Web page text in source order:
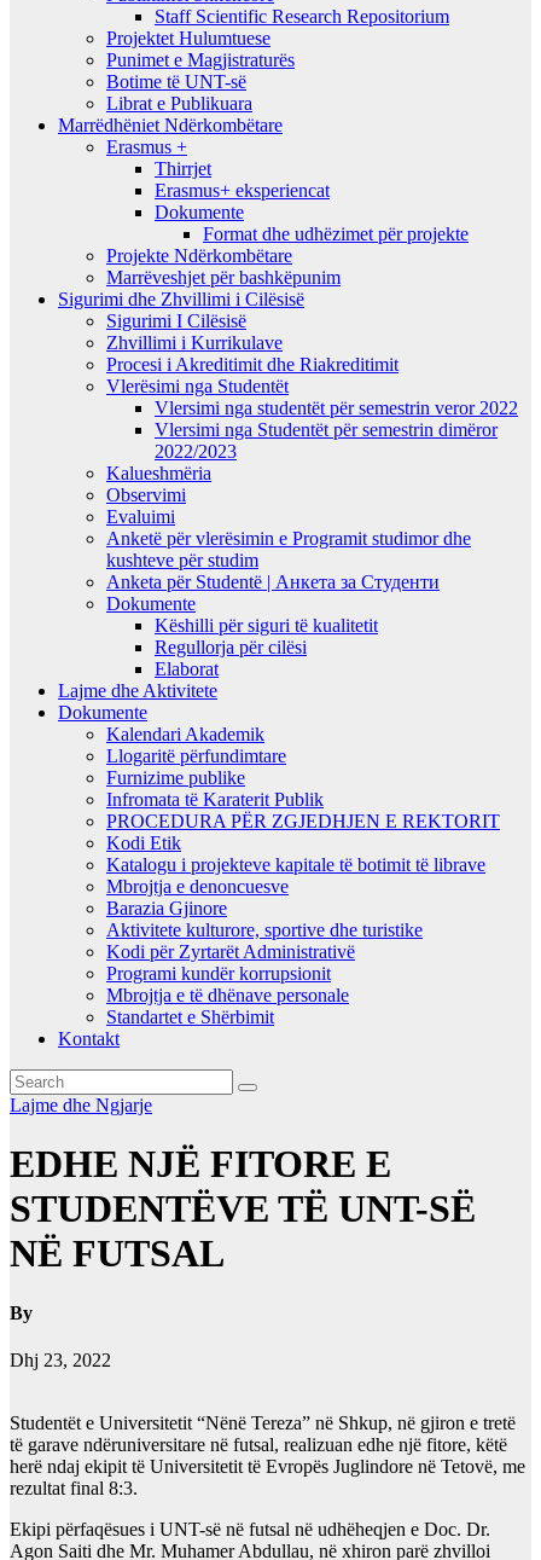
Staff Scientific Research Repositorium
Projektet Hulumtuese
Punimet e Magjistraturës
Botime të UNT-së
Librat e Publikuara
Marrëdhëniet Ndërkombëtare
Erasmus +
Thirrjet
Erasmus+ eksperiencat
Dokumente
Format dhe udhëzimet për projekte
Projekte Ndërkombëtare
Marrëveshjet për bashkëpunim
Sigurimi dhe Zhvillimi i Cilësisë
Sigurimi I Cilësisë
Zhvillimi i Kurrikulave
Procesi i Akreditimit dhe Riakreditimit
Vlerësimi nga Studentët
Vlersimi nga studentët për semestrin veror 2022
Vlersimi nga Studentët për semestrin dimëror
2022/2023
Kalueshmëria
Observimi
Evaluimi
Anketë për vlerësimin e Programit studimor dhe
kushteve për studim
Anketa për Studentë | Анкета за Студенти
Dokumente
Këshilli për siguri të kualitetit
Regullorja për cilësi
Elaborat
Lajme dhe Aktivitete
Dokumente
Kalendari Akademik
Llogaritë përfundimtare
Furnizime publike
Infromata të Karaterit Publik
PROCEDURA PËR ZGJEDHJEN E REKTORIT
Kodi Etik
Katalogu i projekteve kapitale të botimit të librave
Mbrojtja e denoncuesve
Barazia Gjinore
Aktivitete kulturore, sportive dhe turistike
Kodi për Zyrtarët Administrativë
Programi kundër korrupsionit
Mbrojtja e të dhënave personale
Standartet e Shërbimit
Kontakt
Lajme dhe Ngjarje
EDHE NJË FITORE E
STUDENTËVE TË UNT-SË
NË FUTSAL
By
Dhj 23, 2022
Studentët e Universitetit “Nënë Tereza” në Shkup, në gjiron e tretë
të garave ndëruniversitare në futsal, realizuan edhe një fitore, këtë
herë ndaj ekipit të Universitetit të Evropës Juglindore në Tetovë, me
rezultat final 8:3.
Ekipi përfaqësues i UNT-së në futsal në udhëheqjen e Doc. Dr.
Agon Saiti dhe Mr. Muhamer Abdullau, në xhiron parë zhvilloi